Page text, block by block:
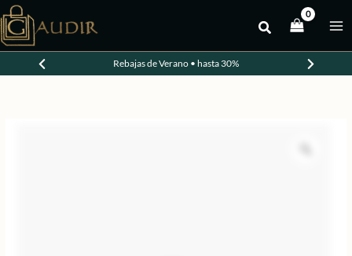
al
contenido
Rebajas de Verano • hasta 30%
-20%